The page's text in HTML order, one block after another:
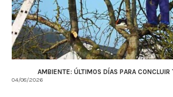
AMBIENTE: ÚLTIMOS DÍAS PARA CONCLUIR
04/08/2026